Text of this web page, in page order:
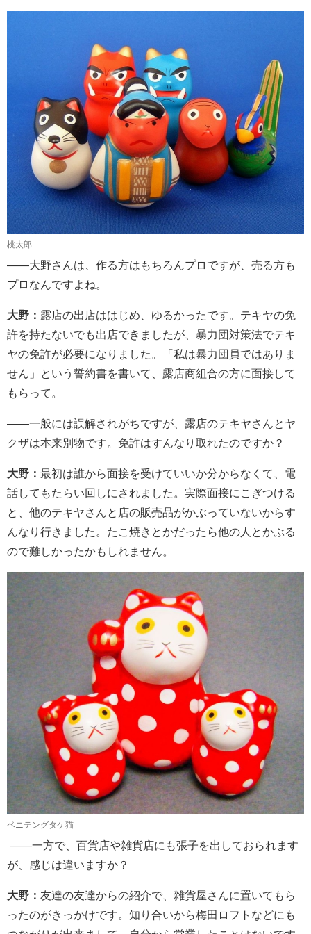
桃太郎
――大野さんは、作る方はもちろんプロですが、売る方も
プロなんですよね。
大野： 露店の出店ははじめ、ゆるかったです。テキヤの免
許を持たないでも出店できましたが、暴力団対策法でテキ
ヤの免許が必要になりました。「私は暴力団員ではありま
せん」という誓約書を書いて、露店商組合の方に面接して
もらって。
――一般には誤解されがちですが、露店のテキヤさんとヤ
クザは本来別物です。免許はすんなり取れたのですか？
大野： 最初は誰から面接を受けていいか分からなくて、電
話してもたらい回しにされました。実際面接にこぎつける
と、他のテキヤさんと店の販売品がかぶっていないからす
んなり行きました。たこ焼きとかだったら他の人とかぶる
ので難しかったかもしれません。
ベニテングタケ猫
――一方で、百貨店や雑貨店にも張子を出しておられます
が、感じは違いますか？
大野： 友達の友達からの紹介で、雑貨屋さんに置いてもら
ったのがきっかけです。知り合いから梅田ロフトなどにも